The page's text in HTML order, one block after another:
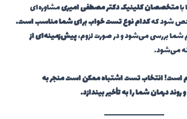
متخصصان کلینیک دکتر مصطفی امیریمشاوره‌ای
شود کهکدام نوع تست خواب برای شما مناسب است.
شما بررسی می‌شود و در صورت لزوم،پیش‌زمینه‌ای از
می‌شود.
است! انتخاب تست اشتباه ممکن است منجر به
درمان شما را به تأخیر بیندازد.